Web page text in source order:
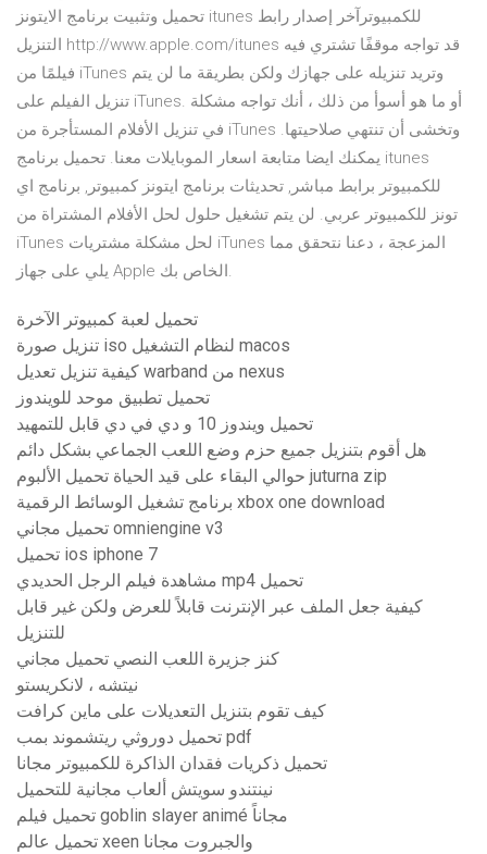
تحميل وتثبيت برنامج الايتونز itunes للكمبيوترآخر إصدار رابط
التنزيل http://www.apple.com/itunes قد تواجه موقفًا تشتري فيه
فيلمًا من iTunes وتريد تنزيله على جهازك ولكن بطريقة ما لن يتم
تنزيل الفيلم على iTunes. أو ما هو أسوأ من ذلك ، أنك تواجه مشكلة
في تنزيل الأفلام المستأجرة من iTunes وتخشى أن تنتهي صلاحيتها.
يمكنك ايضا متابعة اسعار الموبايلات معنا. تحميل برنامج itunes
للكمبيوتر برابط مباشر, تحديثات برنامج ايتونز كمبيوتر, برنامج اي
تونز للكمبيوتر عربي. لن يتم تشغيل حلول لحل الأفلام المشتراة من
iTunes لحل مشكلة مشتريات iTunes المزعجة ، دعنا نتحقق مما
يلي على جهاز Apple الخاص بك.
تحميل لعبة كمبيوتر الآخرة
تنزيل صورة iso لنظام التشغيل macos
كيفية تنزيل تعديل warband من nexus
تحميل تطبيق موحد للويندوز
تحميل ويندوز 10 و دي في دي قابل للتمهيد
هل أقوم بتنزيل جميع حزم وضع اللعب الجماعي بشكل دائم
حوالي البقاء على قيد الحياة تحميل الألبوم juturna zip
برنامج تشغيل الوسائط الرقمية xbox one download
تحميل مجاني omniengine v3
تحميل ios iphone 7
مشاهدة فيلم الرجل الحديدي mp4 تحميل
كيفية جعل الملف عبر الإنترنت قابلاً للعرض ولكن غير قابل
للتنزيل
كنز جزيرة اللعب النصي تحميل مجاني
نيتشه ، لانكريستو
كيف تقوم بتنزيل التعديلات على ماين كرافت
تحميل دوروثي ريتشموند بمب pdf
تحميل ذكريات فقدان الذاكرة للكمبيوتر مجانا
نينتندو سويتش ألعاب مجانية للتحميل
تحميل فيلم goblin slayer animé مجاناً
تحميل عالم xeen والجبروت مجانا